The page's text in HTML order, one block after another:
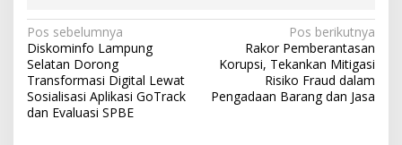
N
a
v
i
Pos sebelumnya
Diskominfo Lampung
Selatan Dorong
Transformasi Digital Lewat
Sosialisasi Aplikasi GoTrack
dan Evaluasi SPBE
Pos berikutnya
Rakor Pemberantasan
Korupsi, Tekankan Mitigasi
Risiko Fraud dalam
Pengadaan Barang dan Jasa